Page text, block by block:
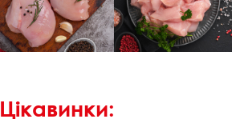
Цікавинки: